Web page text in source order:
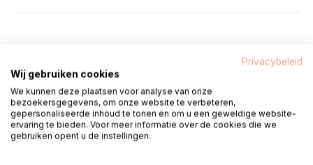
Helpdesk Digital Care acerca la
atención remota
Nuestra historia
Privacybeleid
Wij gebruiken cookies
We kunnen deze plaatsen voor analyse van onze
bezoekersgegevens, om onze website te verbeteren,
gepersonaliseerde inhoud te tonen en om u een geweldige website-
ervaring te bieden. Voor meer informatie over de cookies die we
gebruiken opent u de instellingen.